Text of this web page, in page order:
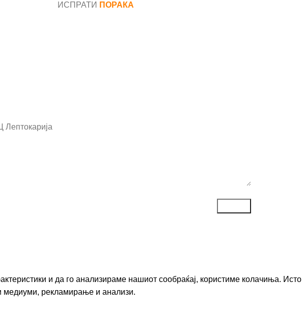
Лептокарија
ИСПРАТИ ПОРАКА
и да го анализираме нашиот сообраќај, користиме колачиња. Исто
медиуми, рекламирање и анализи.